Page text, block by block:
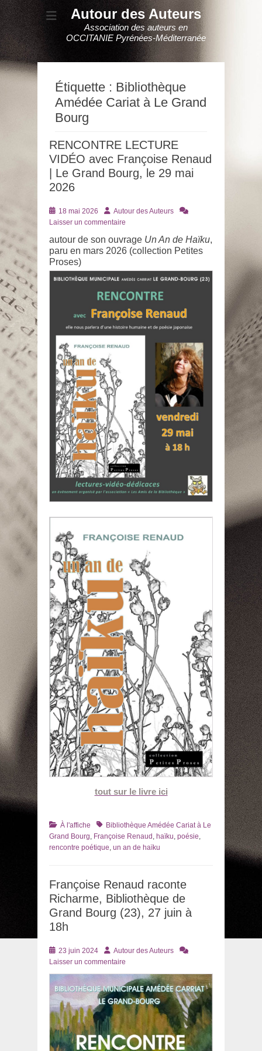
Autour des Auteurs
Association des auteurs en
OCCITANIE Pyrénées-Méditerranée
Étiquette : Bibliothèque
Amédée Cariat à Le Grand
Bourg
RENCONTRE LECTURE
VIDÉO avec Françoise Renaud
| Le Grand Bourg, le 29 mai
2026
Posté
le
18 mai 2026 AuteurAutour des Auteurs
Laisser un commentaire
autour de son ouvrage Un An de Haïku,
paru en mars 2026 (collection Petites
Proses)
tout sur le livre ici
Catégories
À l'affiche TagsBibliothèque Amédée Cariat à Le
Grand Bourg, Françoise Renaud , haïku, poésie,
rencontre poétique, un an de haïku
Françoise Renaud raconte
Richarme, Bibliothèque de
Grand Bourg (23), 27 juin à
18h
Posté
le
23 juin 2024 AuteurAutour des Auteurs
Laisser un commentaire